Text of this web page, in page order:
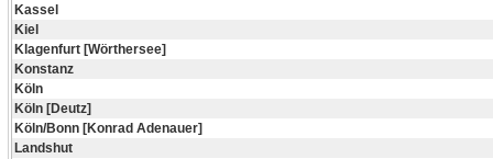
Kassel
Kiel
Klagenfurt [Wörthersee]
Konstanz
Köln
Köln [Deutz]
Köln/Bonn [Konrad Adenauer]
Landshut